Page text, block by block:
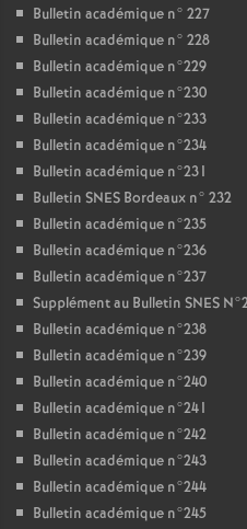
Bulletin académique n° 227
Bulletin académique n° 228
Bulletin académique n°229
Bulletin académique n°230
Bulletin académique n°233
Bulletin académique n°234
Bulletin académique n°231
Bulletin SNES Bordeaux n° 232
Bulletin académique n°235
Bulletin académique n°236
Bulletin académique n°237
Supplément au Bulletin SNES
Bulletin académique n°238
Bulletin académique n°239
Bulletin académique n°240
Bulletin académique n°241
Bulletin académique n°242
Bulletin académique n°243
Bulletin académique n°244
Bulletin académique n°245